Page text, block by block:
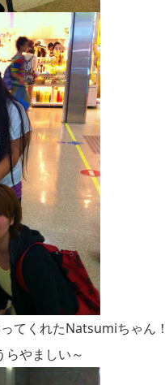
てくれたNatsumiちゃん
らやましい～